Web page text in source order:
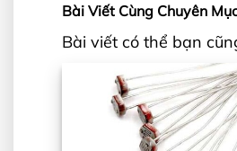
Bài Viết Cùng Chuyên
Bài viết có thể bạn